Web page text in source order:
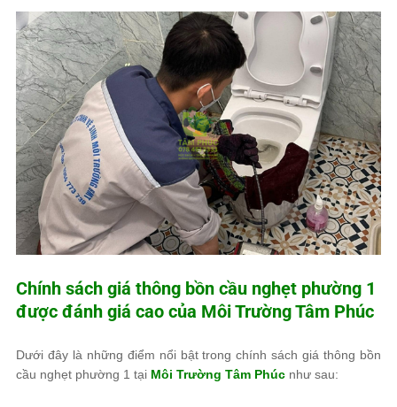
Chính sách giá thông bồn cầu nghẹt phường 1
được đánh giá cao của Môi Trường Tâm Phúc
Dưới đây là những điểm nổi bật trong chính sách giá thông bồn
cầu nghẹt phường 1 tại Môi Trường Tâm Phúc như sau: